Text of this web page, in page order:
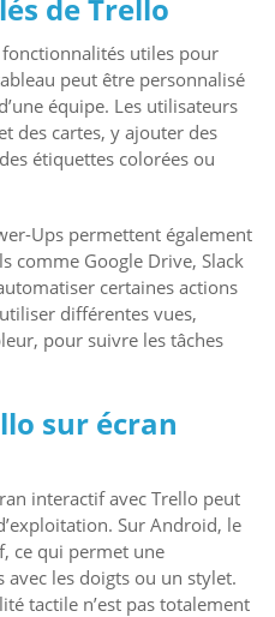
de Trello
utiles pour
peut être personnalisé
équipe. Les utilisateurs
des cartes, y ajouter des
étiquettes colorées ou
Ups permettent également
comme Google Drive, Slack
certaines actions
différentes vues,
pour suivre les tâches
sur écran
interactif avec Trello peut
Sur Android, le
ce qui permet une
les doigts ou un stylet.
tactile n’est pas totalement